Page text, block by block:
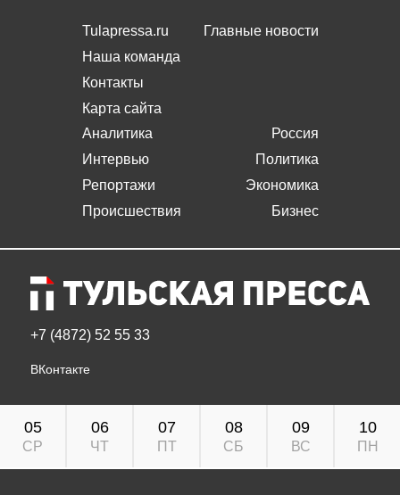
Tulapressa.ru
Наша команда
Контакты
Карта сайта
Главные новости
Аналитика
Интервью
Репортажи
Происшествия
Россия
Политика
Экономика
Бизнес
+7 (4872) 52 55 33
ВКонтакте
05
СР
06
ЧТ
07
ПТ
08
СБ
09
ВС
10
ПН